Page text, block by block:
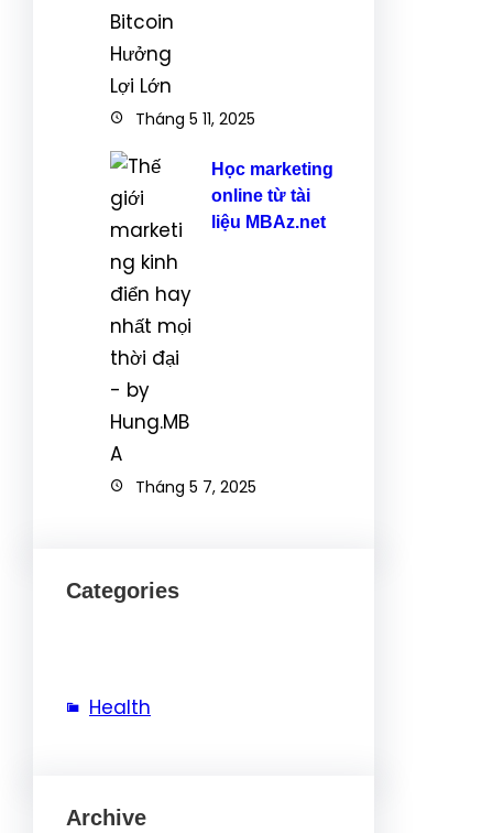
Tháng 5 11, 2025
Học marketing
online từ tài
liệu MBAz.net
Tháng 5 7, 2025
Categories
Health
Archive